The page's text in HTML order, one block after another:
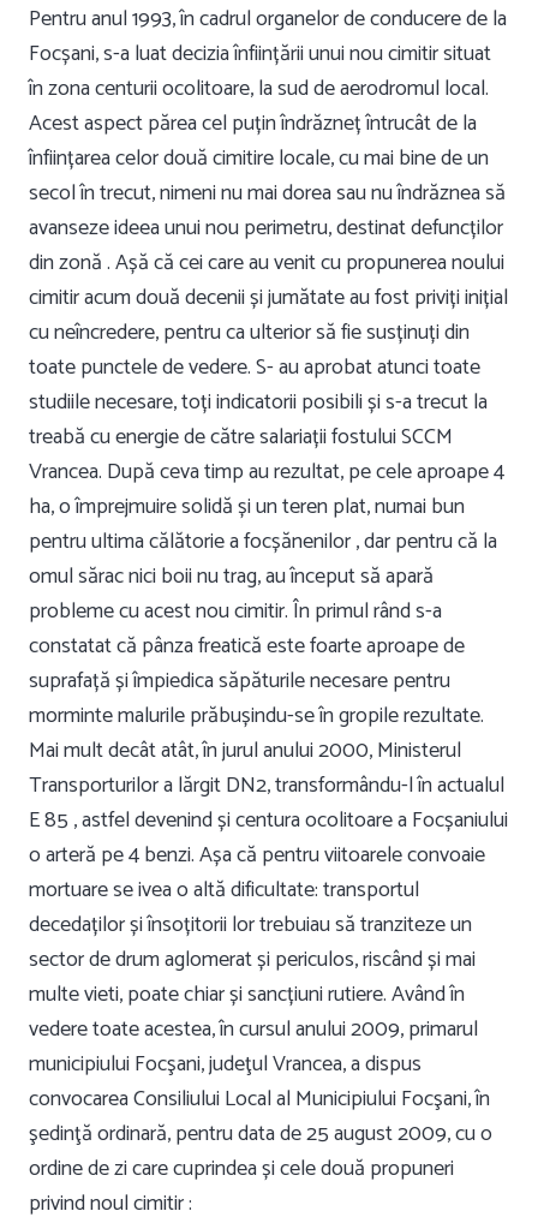
Pentru anul 1993, în cadrul organelor de conducere de la
Focșani, s-a luat decizia înființării unui nou cimitir situat
în zona centurii ocolitoare, la sud de aerodromul local.
Acest aspect părea cel puțin îndrăzneț întrucât de la
înființarea celor două cimitire locale, cu mai bine de un
secol în trecut, nimeni nu mai dorea sau nu îndrăznea să
avanseze ideea unui nou perimetru, destinat defuncților
din zonă . Așă că cei care au venit cu propunerea noului
cimitir acum două decenii și jumătate au fost priviți inițial
cu neîncredere, pentru ca ulterior să fie susținuți din
toate punctele de vedere. S- au aprobat atunci toate
studiile necesare, toți indicatorii posibili și s-a trecut la
treabă cu energie de către salariații fostului SCCM
Vrancea. După ceva timp au rezultat, pe cele aproape 4
ha, o împrejmuire solidă și un teren plat, numai bun
pentru ultima călătorie a focșănenilor , dar pentru că la
omul sărac nici boii nu trag, au început să apară
probleme cu acest nou cimitir. În primul rând s-a
constatat că pânza freatică este foarte aproape de
suprafață și împiedica săpăturile necesare pentru
morminte malurile prăbușindu-se în gropile rezultate.
Mai mult decât atât, în jurul anului 2000, Ministerul
Transporturilor a lărgit DN2, transformându-l în actualul
E 85 , astfel devenind și centura ocolitoare a Focșaniului
o arteră pe 4 benzi. Așa că pentru viitoarele convoaie
mortuare se ivea o altă dificultate:transportul
decedaților și însoțitorii lor trebuiau să tranziteze un
sector de drum aglomerat și periculos, riscând și mai
multe vieti, poate chiar și sancțiuni rutiere. Având în
vedere toate acestea, în cursul anului 2009, primarul
municipiului Focşani, judeţul Vrancea, a dispus
convocarea Consiliului Local al Municipiului Focşani, în
şedinţă ordinară, pentru data de 25 august 2009, cu o
ordine de zi care cuprindea și cele două propuneri
privind noul cimitir :